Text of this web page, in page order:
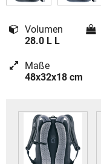
Volumen
28.0 L L
Maße
48x32x18 cm